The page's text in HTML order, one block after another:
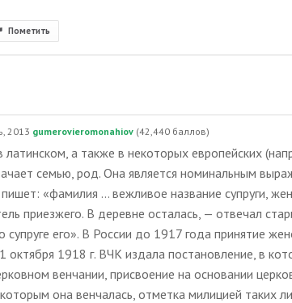
Пометить
2013 gumerovieromonahiov (42,440 баллов)
а также в некоторых европейских
семью, род. Она является номинальным
«фамилия … вежливое название супруги,
приезжего. В деревне осталась, — отвечал
супруге его». В России до 1917 года принятие
октября 1918 г. ВЧК издала постановление, в
венчании, присвоение на основании
она венчалась, отметка милицией таких